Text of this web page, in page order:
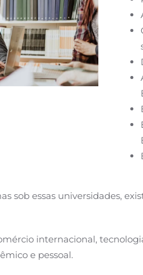
sob essas universidades,
internacional,
e pessoal.